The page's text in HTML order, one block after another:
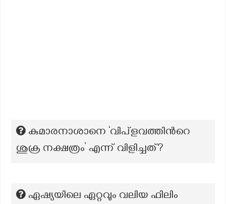
കുമാരനാശാനെ ‘വിപ്ളവത്തിന്‍റെ
ശുക്ര നക്ഷത്രം’ എന്ന് വിളിച്ചത്?
ഏഷ്യയിലെ ഏറ്റവും വലിയ ഫിലിം